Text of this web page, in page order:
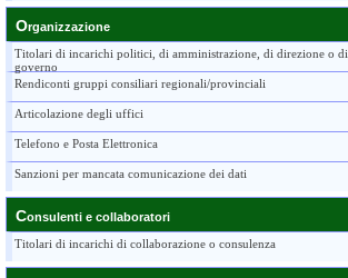
Organizzazione
Titolari di incarichi politici, di amministrazione, di direzione o di
governo
Rendiconti gruppi consiliari regionali/provinciali
Articolazione degli uffici
Telefono e Posta Elettronica
Sanzioni per mancata comunicazione dei dati
Consulenti e collaboratori
Titolari di incarichi di collaborazione o consulenza